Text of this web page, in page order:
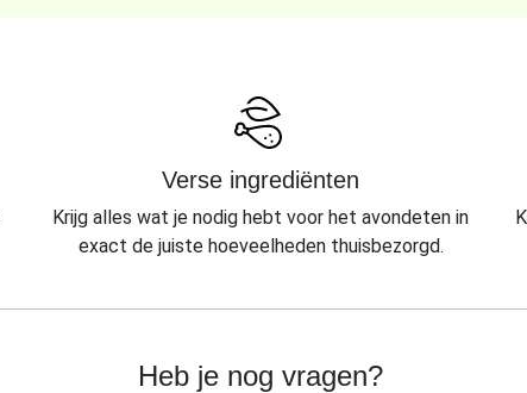
Verse ingrediënten
Krijg alles wat je nodig hebt voor het avondeten in
exact de juiste hoeveelheden thuisbezorgd.
Heb je nog vragen?